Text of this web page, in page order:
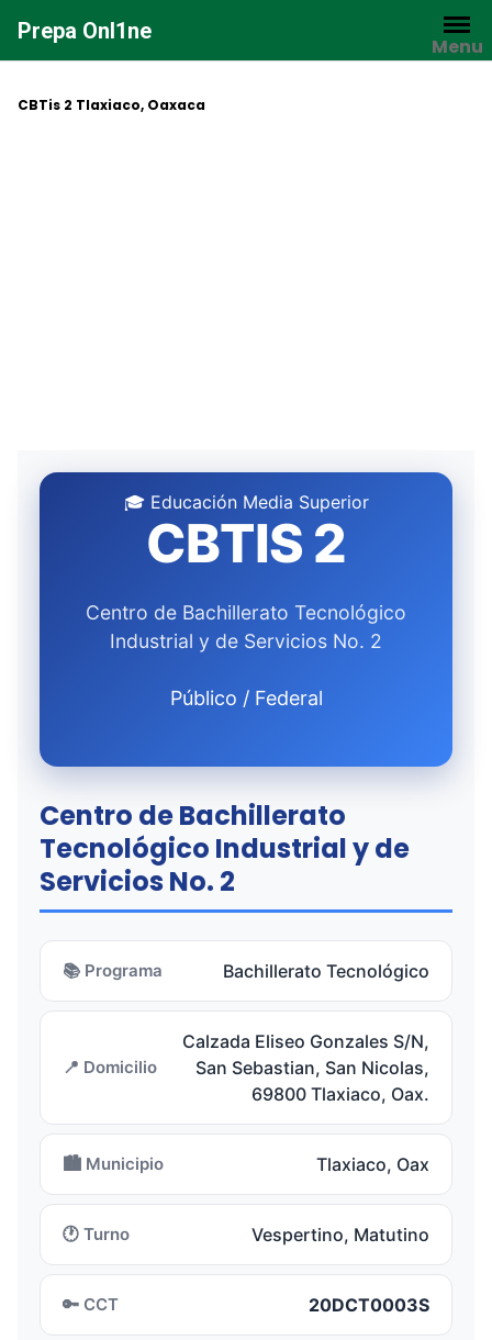
contenido
Prepa Onl1ne
Menu
CBTis 2 Tlaxiaco, Oaxaca
🎓 Educación Media Superior
CBTIS 2
Centro de Bachillerato Tecnológico
Industrial y de Servicios No. 2
Público / Federal
Centro de Bachillerato
Tecnológico Industrial y de
Servicios No. 2
📚 Programa Bachillerato Tecnológico
📍 Domicilio
Calzada Eliseo Gonzales S/N,
San Sebastian, San Nicolas,
69800 Tlaxiaco, Oax.
🏙️ Municipio Tlaxiaco, Oax
🕐 Turno Vespertino, Matutino
🔑 CCT 20DCT0003S